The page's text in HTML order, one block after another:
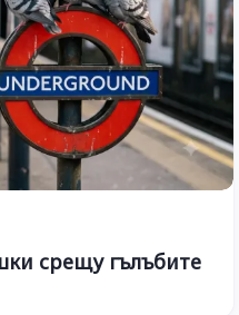
срещу гълъбите